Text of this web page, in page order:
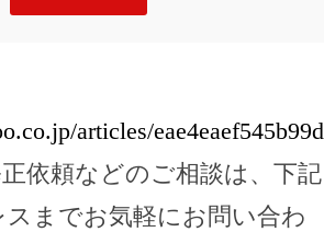
articles/
依頼などのご相談は、下記
までお気軽にお問い合わ